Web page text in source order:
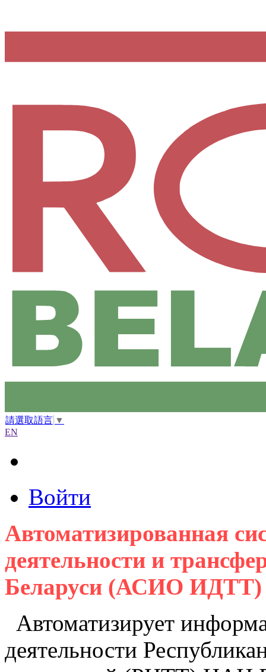
請選取語言 ▼
EN
Войти
Автоматизированная
деятельности и
Беларуси (АСИО ИДТТ)
Автоматизирует
деятельности